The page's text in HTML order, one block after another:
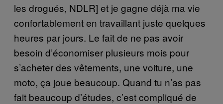
les drogués, NDLR] et je gagne déjà ma vie
confortablement en travaillant juste quelques
heures par jours. Le fait de ne pas avoir
besoin d’économiser plusieurs mois pour
s’acheter des vêtements, une voiture, une
moto, ça joue beaucoup. Quand tu n’as pas
fait beaucoup d’études, c’est compliqué de